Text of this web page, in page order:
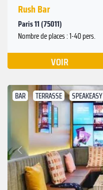
Rush Bar
Paris 11 (75011)
Nombre de places : 1-40 pers.
VOIR
BAR TERRASSE SPEAKEASY
Précédent